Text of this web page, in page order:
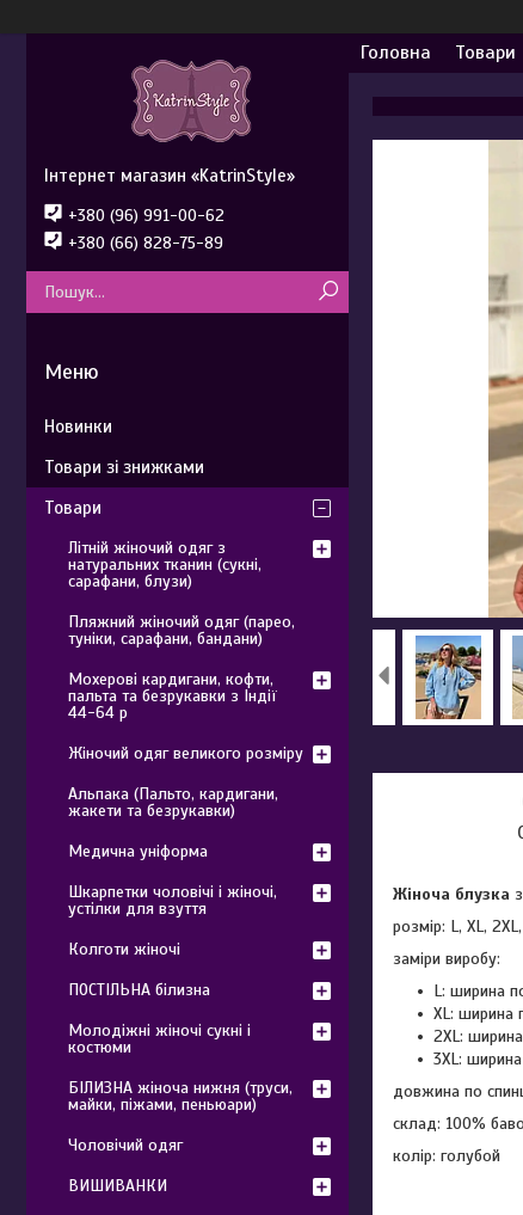
Головна Товари
Жіноча блузка
розмір: L, XL,
заміри виробу:
L: ширина
XL: ширина
2XL:
3XL:
довжина по
склад: 100%
колір: голубой
Інтернет магазин «KatrinStyle»
+380 (96) 991-00-62
+380 (66) 828-75-89
Новинки
Товари зі знижками
Товари
Літній жіночий одяг з
натуральних тканин (сукні,
сарафани, блузи)
Пляжний жіночий одяг (парео,
туніки, сарафани, бандани)
Мохерові кардигани, кофти,
пальта та безрукавки з Індії
44-64 р
Жіночий одяг великого розміру
Альпака (Пальто, кардигани,
жакети та безрукавки)
Медична уніформа
Шкарпетки чоловічі і жіночі,
устілки для взуття
Колготи жіночі
ПОСТІЛЬНА білизна
Молодіжні жіночі сукні і
костюми
БІЛИЗНА жіноча нижня (труси,
майки, піжами, пеньюари)
Чоловічий одяг
ВИШИВАНКИ